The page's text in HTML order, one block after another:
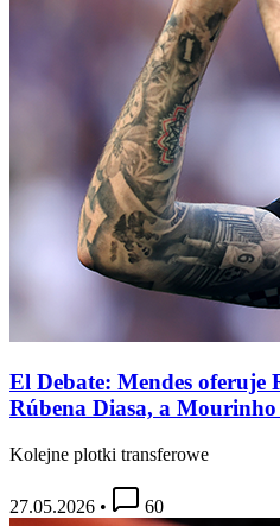
El Debate: Mendes oferuje
Rúbena Diasa, a
Kolejne plotki transferowe
27.05.2026 • 60